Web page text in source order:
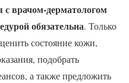
с врачом-дерматологом
обязательна. Только
состояние кожи,
подобрать
а также предложить